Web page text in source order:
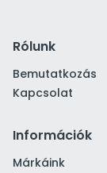
Rólunk
Bemutatkozás
Kapcsolat
Információk
Márkáink